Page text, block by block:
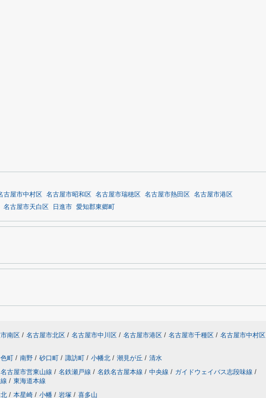
古屋市中村区 名古屋市昭和区 名古屋市瑞穂区 名古屋市熱田区
名古屋市港区
名古屋市天白区 日進市 愛知郡東郷町
南区 / 名古屋市北区 / 名古屋市中川区 / 名古屋市港区 / 名古屋市千種区 / 名古屋市中村区
町 / 南野 / 砂口町 / 諏訪町 / 小幡北 / 潮見が丘 / 清水
名古屋市営東山線 / 名鉄瀬戸線 / 名鉄名古屋本線 / 中央線 / ガイドウェイバス志段味線 /
/ 東海道本線
/ 本星崎 / 小幡 / 岩塚 / 喜多山